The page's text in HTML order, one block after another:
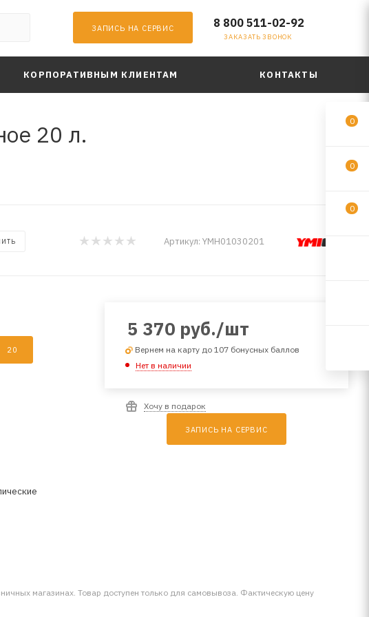
ЗАПИСЬ НА СЕРВИС 8 800 511-02-92
ЗАКАЗАТЬ ЗВОНОК
КОРПОРАТИВНЫМ КЛИЕНТАМ КОНТАКТЫ
20 л.
Артикул: YMH01030201
20
5 370 руб./шт
Вернем на карту до 107 бонусных баллов
Нет в наличии
Хочу в подарок
ЗАПИСЬ НА СЕРВИС
магазинах. Товар доступен только для самовывоза. Фактическую цену
0
0
0